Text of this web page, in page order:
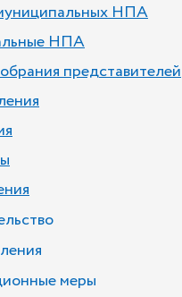
НПА
НПА
представителей
меры